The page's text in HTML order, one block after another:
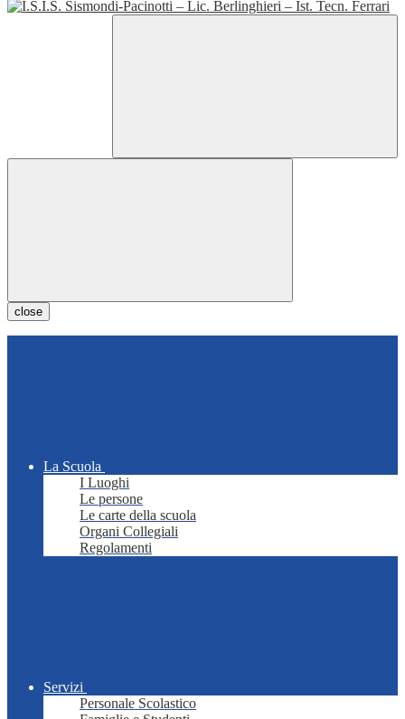
close
La Scuola
I Luoghi
Le persone
Le carte della scuola
Organi Collegiali
Regolamenti
Servizi
Personale Scolastico